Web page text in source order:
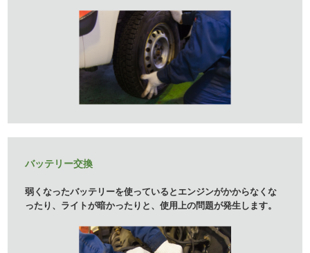
バッテリー交換
弱くなったバッテリーを使っているとエンジンがかからなくな
ったり、ライトが暗かったりと、使用上の問題が発生します。